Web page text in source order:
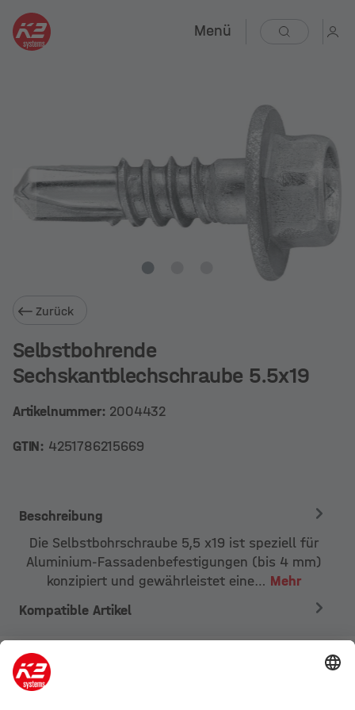
Menü
Zurück
Selbstbohrende
Sechskantblechschraube 5.5x19
Artikelnummer: 2004432
GTIN: 4251786215669
Beschreibung
Die Selbstbohrschraube 5,5 x19 ist speziell für
Aluminium-Fassadenbefestigungen (bis 4 mm)
konzipiert und gewährleistet eine… Mehr
Kompatible Artikel